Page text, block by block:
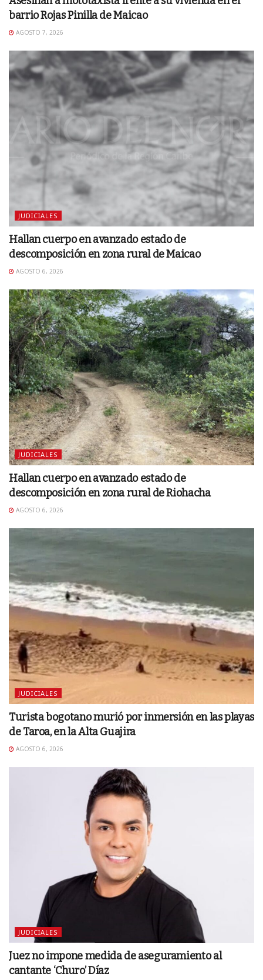
barrio Rojas Pinilla de Maicao
AGOSTO 7, 2026
JUDICIALES
Hallan cuerpo en avanzado estado de
descomposición en zona rural de Maicao
AGOSTO 6, 2026
JUDICIALES
Hallan cuerpo en avanzado estado de
descomposición en zona rural de Riohacha
AGOSTO 6, 2026
JUDICIALES
Turista bogotano murió por inmersión en las playas
de Taroa, en la Alta Guajira
AGOSTO 6, 2026
JUDICIALES
Juez no impone medida de aseguramiento al
cantante ‘Churo’ Díaz